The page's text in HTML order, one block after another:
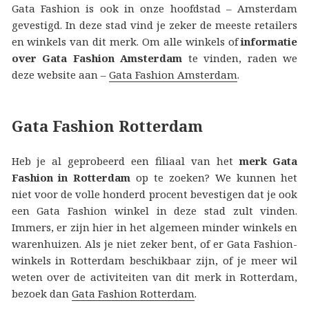
Gata Fashion is ook in onze hoofdstad – Amsterdam
gevestigd. In deze stad vind je zeker de meeste retailers
en winkels van dit merk. Om alle winkels ofinformatie
over Gata Fashion Amsterdam te vinden, raden we
deze website aan – Gata Fashion Amsterdam.
Gata Fashion Rotterdam
Heb je al geprobeerd een filiaal van hetmerk Gata
Fashion in Rotterdam op te zoeken? We kunnen het
niet voor de volle honderd procent bevestigen dat je ook
een Gata Fashion winkel in deze stad zult vinden.
Immers, er zijn hier in het algemeen minder winkels en
warenhuizen. Als je niet zeker bent, of er Gata Fashion-
winkels in Rotterdam beschikbaar zijn, of je meer wil
weten over de activiteiten van dit merk in Rotterdam,
bezoek dan Gata Fashion Rotterdam.